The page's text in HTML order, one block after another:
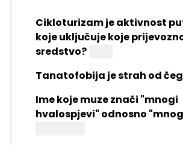
Cikloturizam je aktivnost
koje uključuje koje
sredstvo?
Tanatofobija je strah od
Ime koje muze znači "mnogi
hvalospjevi" odnosno